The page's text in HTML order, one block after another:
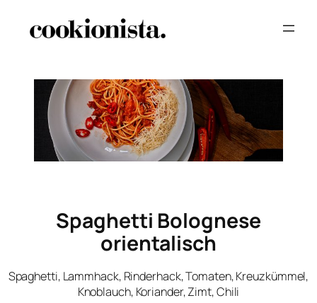
Spaghetti Bolognese
orientalisch
Spaghetti, Lammhack, Rinderhack, Tomaten, Kreuzkümmel,
Knoblauch, Koriander, Zimt, Chili